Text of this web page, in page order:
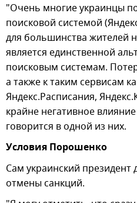
"Очень многие украинцы
поисковой системой
для большинства жителей
является единственной
поисковым системам.
а также к таким сервисам
Яндекс.Расписания,
крайне негативное
говорится в одной из них.
Условия Порошенко
Сам украинский президент
отмены санкций.